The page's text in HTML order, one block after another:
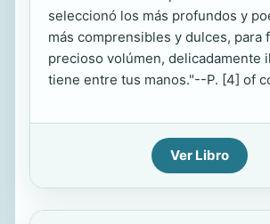
seleccionó los más profundos y
más comprensibles y dulces, para
precioso volúmen, delicadamente
tiene entre tus manos."--P. [4] of
Ver Libro